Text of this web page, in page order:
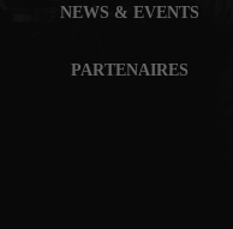
NEWS & EVENTS
PARTENAIRES